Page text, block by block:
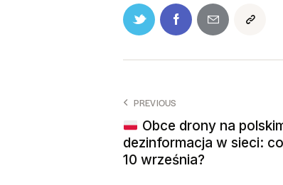
PREVIOUS
Obce drony na
dezinformacja w sieci:
10 września?